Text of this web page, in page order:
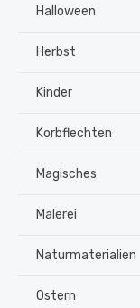
Halloween
Herbst
Kinder
Korbflechten
Magisches
Malerei
Naturmaterialien
Ostern